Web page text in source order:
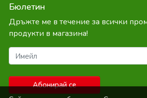
Бюлетин
Дръжте ме в течение за всички
продукти в магазина!
Имейл
Абонирай се